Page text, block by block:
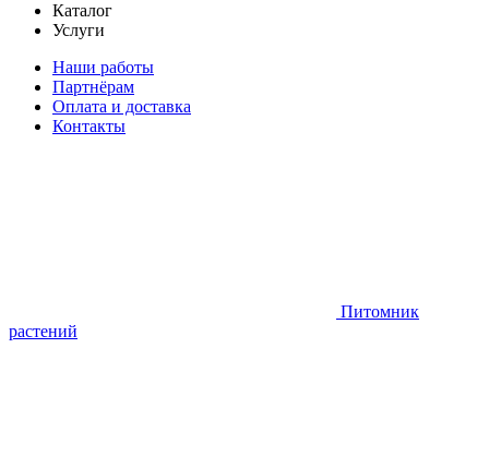
Каталог
Услуги
Наши работы
Партнёрам
Оплата и доставка
Контакты
Питомник
растений